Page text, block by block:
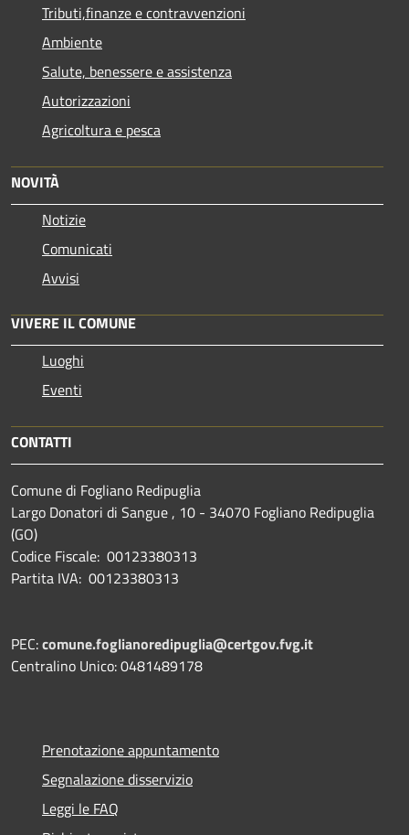
Tributi,finanze e contravvenzioni
Ambiente
Salute, benessere e assistenza
Autorizzazioni
Agricoltura e pesca
NOVITÀ
Notizie
Comunicati
Avvisi
VIVERE IL COMUNE
Luoghi
Eventi
CONTATTI
Comune di Fogliano Redipuglia
Largo Donatori di Sangue , 10 - 34070 Fogliano Redipuglia
(GO)
Codice Fiscale: 00123380313
Partita IVA: 00123380313
PEC:comune.foglianoredipuglia@certgov.fvg.it
Centralino Unico: 0481489178
Prenotazione appuntamento
Segnalazione disservizio
Leggi le FAQ